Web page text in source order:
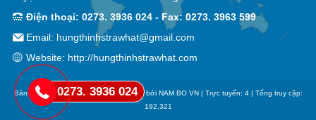
0273. 3936 024
Điện thoại: 0273. 3936 024 - Fax: 0273. 3963 599
Email: hungthinhstrawhat@gmail.com
Website: http://hungthinhstrawhat.com
Bản quyền © Nón Hưng Thịnh. Thiết kế bởi NAM BO VN| Trực tuyến: 4 | Tổng truy cập:
192,321